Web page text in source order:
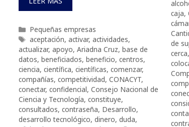
Categorías
Pequeñas empresas
Etiquetas
aceptación, activar, actividades,
actualizar, apoyo, Ariadna Cruz, base de
datos, beneficiados, beneficio, centros,
ciencia, científica, científicas, comenzar,
compañías, competitividad, CONACYT,
conectar, confidencial, Consejo Nacional de
Ciencia y Tecnología, constituye,
consultados, contraseña, Desarrollo,
desarrollo tecnológico, dinero, duda,
caja,
de
cerca,